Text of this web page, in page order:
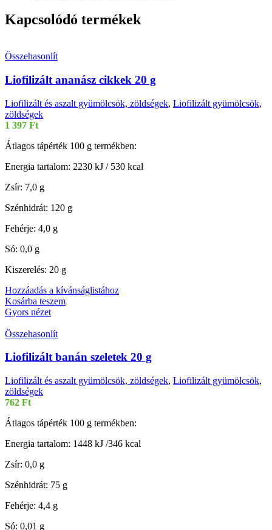
Kapcsolódó termékek
Összehasonlít
Liofilizált ananász cikkek 20 g
Liofilizált és aszalt gyümölcsök, zöldségek, Liofilizált gyümölcsök,
zöldségek
1 397 Ft
Átlagos tápérték 100 g termékben:
Energia tartalom: 2230 kJ / 530 kcal
Zsír: 7,0 g
Szénhidrát: 120 g
Fehérje: 4,0 g
Só: 0,0 g
Kiszerelés: 20 g
Hozzáadás a kívánságlistához
Kosárba teszem
Gyors nézet
Összehasonlít
Liofilizált banán szeletek 20 g
Liofilizált és aszalt gyümölcsök, zöldségek, Liofilizált gyümölcsök,
zöldségek
762 Ft
Átlagos tápérték 100 g termékben:
Energia tartalom: 1448 kJ /346 kcal
Zsír: 0,0 g
Szénhidrát: 75 g
Fehérje: 4,4 g
Só: 0,01 g